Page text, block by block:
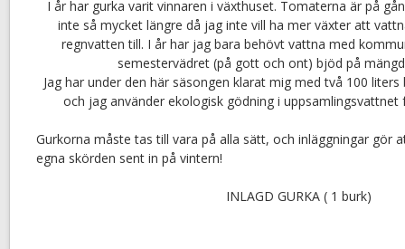
I år har gurka varit vinnaren i växthuset. Tomaterna är på
inte så mycket längre då jag inte vill ha mer växter att
regnvatten till. I år har jag bara behövt vattna med
semestervädret (på gott och ont) bjöd på
Jag har under den här säsongen klarat mig med två 100
och jag använder ekologisk gödning i
Gurkorna måste tas till vara på alla sätt, och inläggningar gör
egna skörden sent in på vintern!
INLAGD GURKA ( 1 burk)